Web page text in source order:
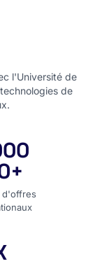
l'Université de
de
d'offres
d'offres
pour analyser